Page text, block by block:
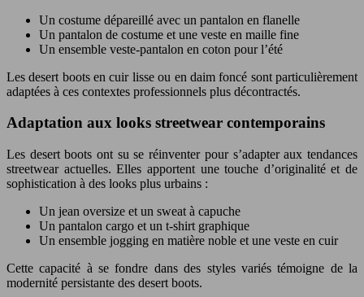
Un costume dépareillé avec un pantalon en flanelle
Un pantalon de costume et une veste en maille fine
Un ensemble veste-pantalon en coton pour l’été
Les desert boots en cuir lisse ou en daim foncé sont particulièrement
adaptées à ces contextes professionnels plus décontractés.
Adaptation aux looks streetwear contemporains
Les desert boots ont su se réinventer pour s’adapter aux tendances
streetwear actuelles. Elles apportent une touche d’originalité et de
sophistication à des looks plus urbains :
Un jean oversize et un sweat à capuche
Un pantalon cargo et un t-shirt graphique
Un ensemble jogging en matière noble et une veste en cuir
Cette capacité à se fondre dans des styles variés témoigne de la
modernité persistante des desert boots.